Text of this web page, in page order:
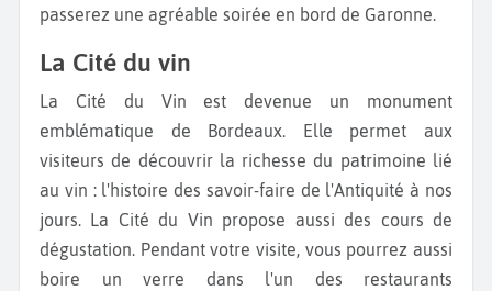
passerez une agréable soirée en bord de Garonne.
La Cité du vin
La Cité du Vin est devenue un monument
emblématique de Bordeaux. Elle permet aux
visiteurs de découvrir la richesse du patrimoine lié
au vin : l'histoire des savoir-faire de l'Antiquité à nos
jours. La Cité du Vin propose aussi des cours de
dégustation. Pendant votre visite, vous pourrez aussi
boire un verre dans l'un des restaurants